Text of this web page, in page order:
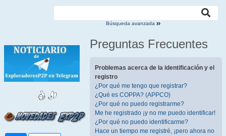
Búsqueda avanzada
Preguntas Frecuentes
Problemas acerca de la identificación y el
registro
¿Por qué me tengo que registrar?
¿Qué es COPPA? (APPCO)
¿Por qué no puedo registrarme?
Me he registrado ¡y no me puedo identificar!
¿Por qué no puedo identificarme?
Hace un tiempo me registré, ¡pero ahora no